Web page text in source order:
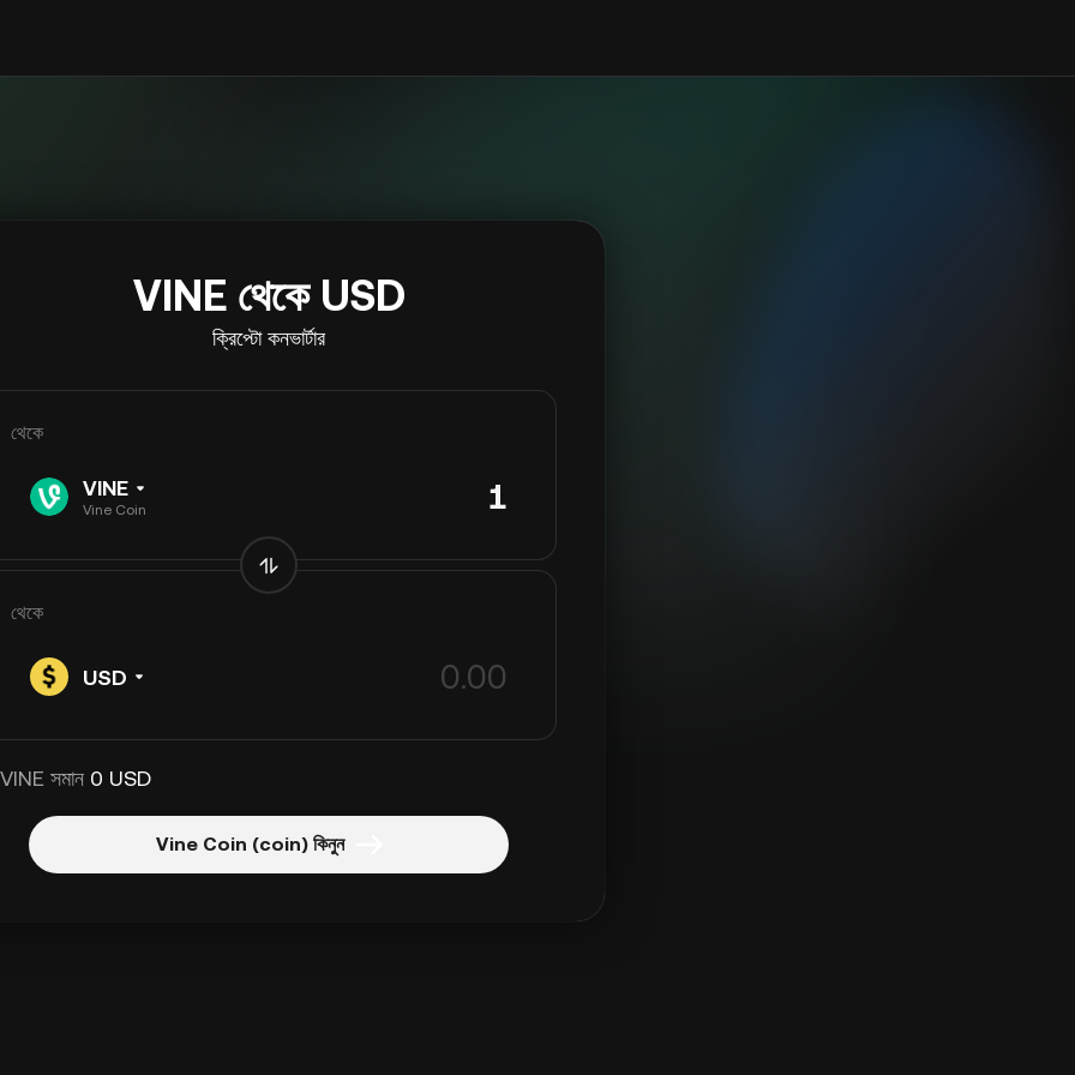
VINE থেকে USD
ক্রিপ্টো কনভার্টার
থেকে
VINE
Vine Coin
থেকে
USD
সমান 0 USD
Vine Coin (coin) কিনুন